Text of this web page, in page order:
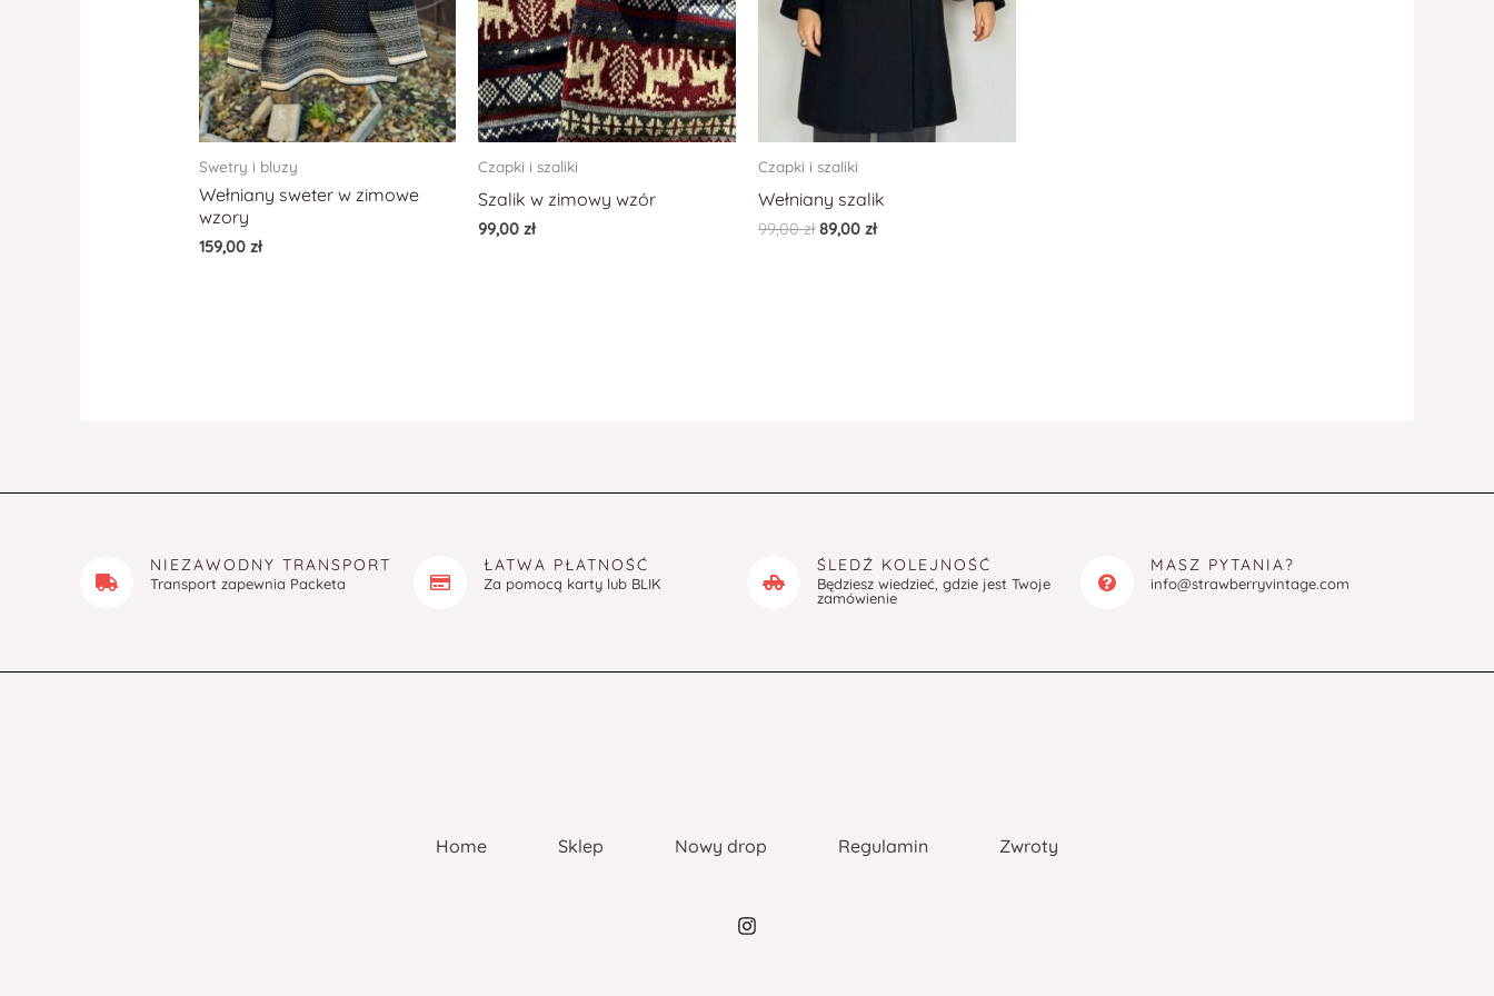
Swetry i bluzy
Wełniany sweter w zimowe
wzory
159,00 zł
Czapki i szaliki
Szalik w zimowy wzór
99,00zł
Czapki i szaliki
Wełniany szalik
99,00zł 89,00 zł
NIEZAWODNY TRANSPORT
Transport zapewnia Packeta
ŁATWA PŁATNOŚĆ
Za pomocą karty lub BLIK
ŚLEDŹ KOLEJNOŚĆ
Będziesz wiedzieć, gdzie jest Twoje
zamówienie
MASZ PYTANIA?
info@strawberryvintage.com
Home Sklep Nowy drop Regulamin Zwroty